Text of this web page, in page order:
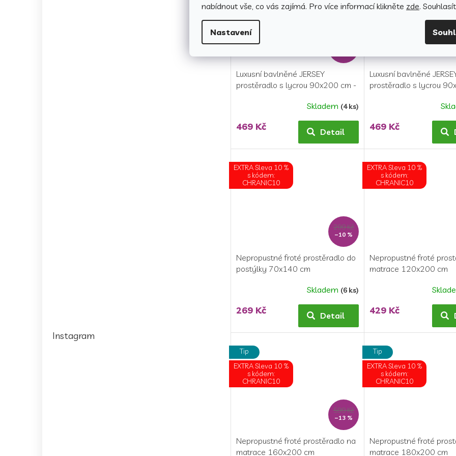
nabídnout vše, co vás zajímá. Pro více informací klikněte zde.
Nastavení
Instagram
hvězdiček.
Luxusní bavlněné JERSEY
prostěradlo s lycrou 90x200 cm -
Skladem (4 ks)
469 Kč Detail
Luxusní bavlněné
prostěradlo s lycrou
469 Kč
EXTRA Sleva 10 %
s kódem:
CHRANIC10
299 Kč
–10 %
Nepropustné froté prostěradlo do
postýlky 70x140 cm
produktu
5,0
z
5
hvězdiček.
Skladem (6 ks)
269 Kč Detail
EXTRA Sleva 10 %
s kódem:
CHRANIC10
Nepropustné froté
matrace 120x200 cm
produktu
4,9
z
5
hvězdiček.
429 Kč
Tip
EXTRA Sleva 10 %
s kódem:
CHRANIC10
599 Kč
–13 %
Nepropustné froté prostěradlo na
matrace 160x200 cm
Tip
EXTRA Sleva 10 %
s kódem:
CHRANIC10
Nepropustné froté
matrace 180x200 cm